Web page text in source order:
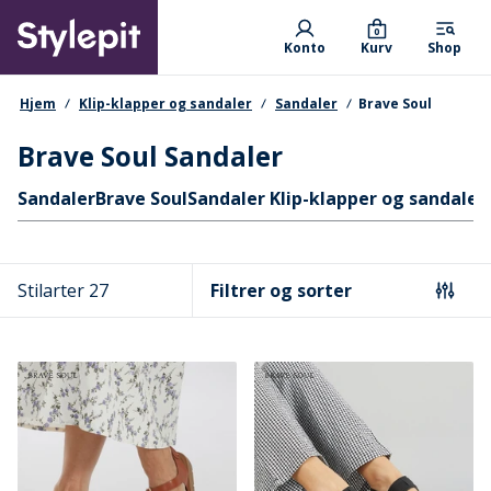
main
content
Primary departments
Konto Kurv
0
Shop
navigationssti
Hjem Klip-klapper og sandaler Sandaler Brave Soul
Brave Soul Sandaler
Hurtige links
SandalerBrave SoulSandaler Klip-klapper og sandaler
Stilarter 27 Filtrer og sorter